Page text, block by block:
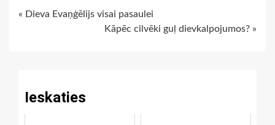
Continue
« Dieva Evaņģēlijs visai pasaulei
Kāpēc cilvēki guļ dievkalpojumos? »
Ieskaties